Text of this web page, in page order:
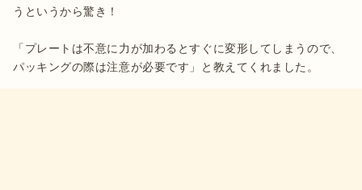
うというから驚き！
「プレートは不意に力が加わるとすぐに変形してしまうので、
パッキングの際は注意が必要です」と教えてくれました。